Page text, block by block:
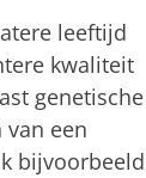
leeftijd
kwaliteit
genetische
een
bijvoorbeeld